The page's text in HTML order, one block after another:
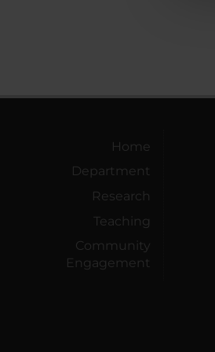
Home
Department
Research
Teaching
Community
Engagement